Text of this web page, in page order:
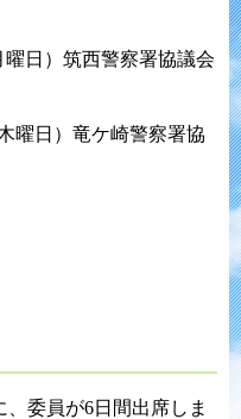
曜日）筑西警察署協議会
曜日）竜ケ崎警察署協
委員が6日間出席しま